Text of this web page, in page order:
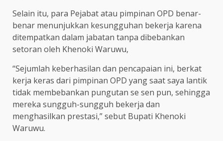
Selain itu, para Pejabat atau pimpinan OPD benar-
benar menunjukkan kesungguhan bekerja karena
ditempatkan dalam jabatan tanpa dibebankan
setoran oleh Khenoki Waruwu,
“Sejumlah keberhasilan dan pencapaian ini, berkat
kerja keras dari pimpinan OPD yang saat saya lantik
tidak membebankan pungutan se sen pun, sehingga
mereka sungguh-sungguh bekerja dan
menghasilkan prestasi,” sebut Bupati Khenoki
Waruwu.